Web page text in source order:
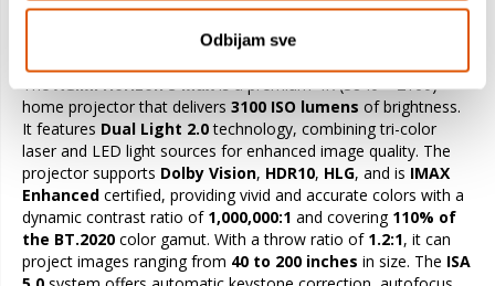
Odbijam sve
XGIMI Horizon S Max – 4K Home
TheXGIMI Horizon S Maxis a premium 4K (3840 × 2160)
home projector that delivers 3100 ISO lumens of brightness.
It features Dual Light 2.0technology, combining tri-color
laser and LED light sources for enhanced image quality. The
projector supports Dolby Vision, HDR10, HLG, and is IMAX
Enhanced certified, providing vivid and accurate colors with a
dynamic contrast ratio of 1,000,000:1 and covering 110% of
the BT.2020 color gamut. With a throw ratio of 1.2:1, it can
project images ranging from 40 to 200 inches in size. The ISA